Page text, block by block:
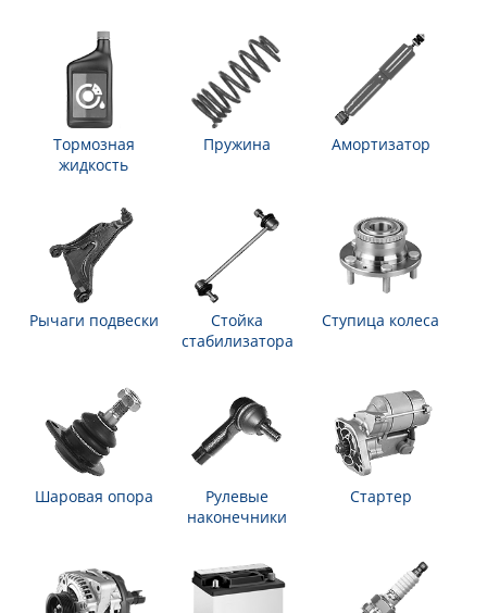
Тормозная
жидкость
Пружина Амортизатор
Рычаги подвески
Стойка
стабилизатора
Ступица колеса
Шаровая опора
Рулевые
наконечники
Стартер